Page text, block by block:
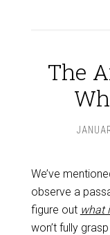
The
We’ve
observe a
figure out what
won’t fully